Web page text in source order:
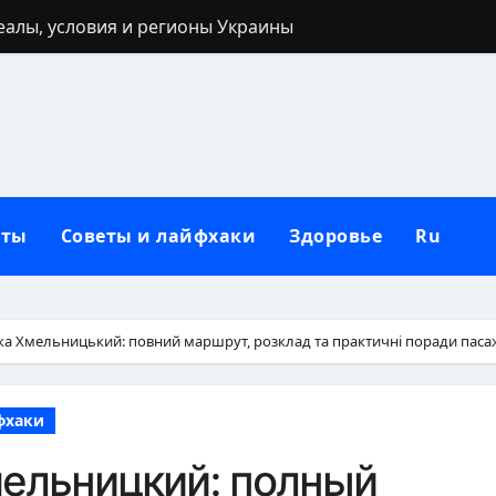
условия и регионы Украины
полный гайд от нуля до сильных рук
взгляд на природу зла в человеке
от негатива: полный практический гайд
механизм психики и тела
лица, региональные различия и этническая
Советы и лайфхаки Здоровье Ru
Хмельницький: повний маршрут, розклад та практичні поради
полный